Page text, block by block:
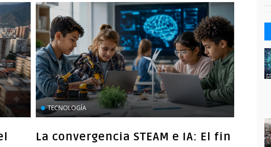
TECNOLOGÍA
La convergencia STEAM e IA: El fin